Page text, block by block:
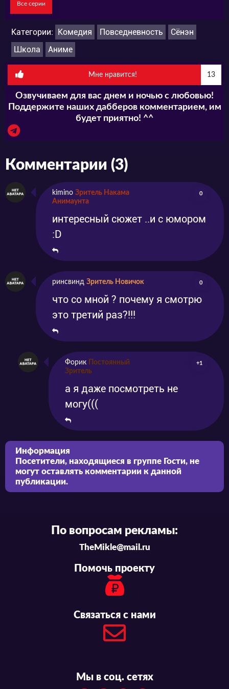
Юго говорит мало и неохотно. На вопрос,
почему он решил поступить именно в Эзо,
тот отвечает, что из-за комнаты в
общежитии. Но всё не так просто, как
кажется.
Все серии
Категории: Комедия Повседневность
Сёнэн
Школа
Аниме
Мне нравится! 13
Озвучиваем для вас днем и ночью с любовью!
Поддержите наших дабберов комментарием, им
будет приятно! ^^
Комментарии (3)
kimino Зритель Накама
Анимаунта
0
интересный сюжет ..и с юмором
:D
ринсвинд Зритель Новичок 0
что со мной ? почему я смотрю
это третий раз?!!!
Форик Постоянный
Зритель
+1
а я даже посмотреть не
могу(((
Информация
Посетители, находящиеся в группе Гости, не
могут оставлять комментарии к данной
публикации.
По вопросам рекламы:
TheMikle@mail.ru
Помочь проекту
Связаться с нами
Мы в соц. сетях